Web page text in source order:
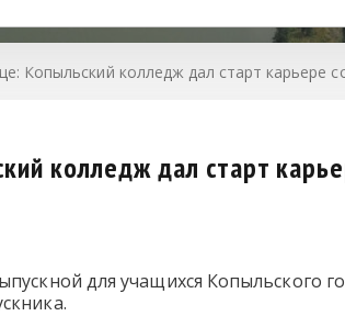
Копыльский колледж дал старт карьере
колледж дал старт
для учащихся Копыльского